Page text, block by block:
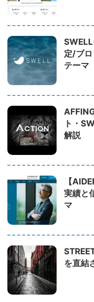
定/ブ
テーマ
ト・
解説
【
実績と
マ
を直結